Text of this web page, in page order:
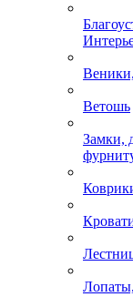
Ветошь
Замки,